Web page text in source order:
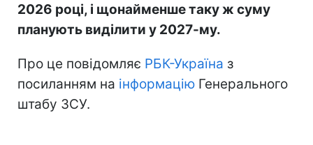
2026 році, і щонайменше таку ж суму
планують виділити у 2027-му.
Про це повідомляє РБК-Україна з
посиланням на інформацію Генерального
штабу ЗСУ.